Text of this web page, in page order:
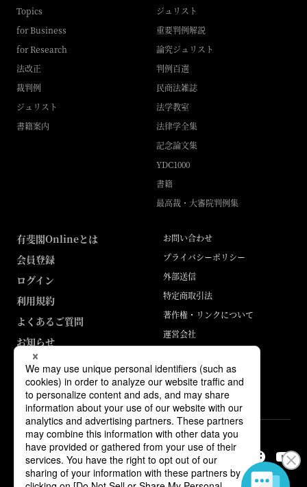
Topics
for Business
for Research
法改正
裁判例
ジュリスト
書籍案内
ジュリスト
重要判例解説
論究ジュリスト
判例百選
民商法雑誌
法学教室
法律学全集
記念論文集
YDC1000
書籍
最高裁・大審院判例集
有斐閣Onlineとは
会員登録
ログイン
利用規約
よくあるご質問
お知らせ
お問い合わせ
プライバシーポリシー
外部送信
特定商取引法
著作権・リンクについて
運営会社